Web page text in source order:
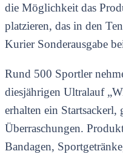
die Möglichkeit das
platzieren, das in den
Kurier Sonderausgabe
Rund 500 Sportler
diesjährigen Ultralauf
erhalten ein
Überraschungen.
Bandagen,